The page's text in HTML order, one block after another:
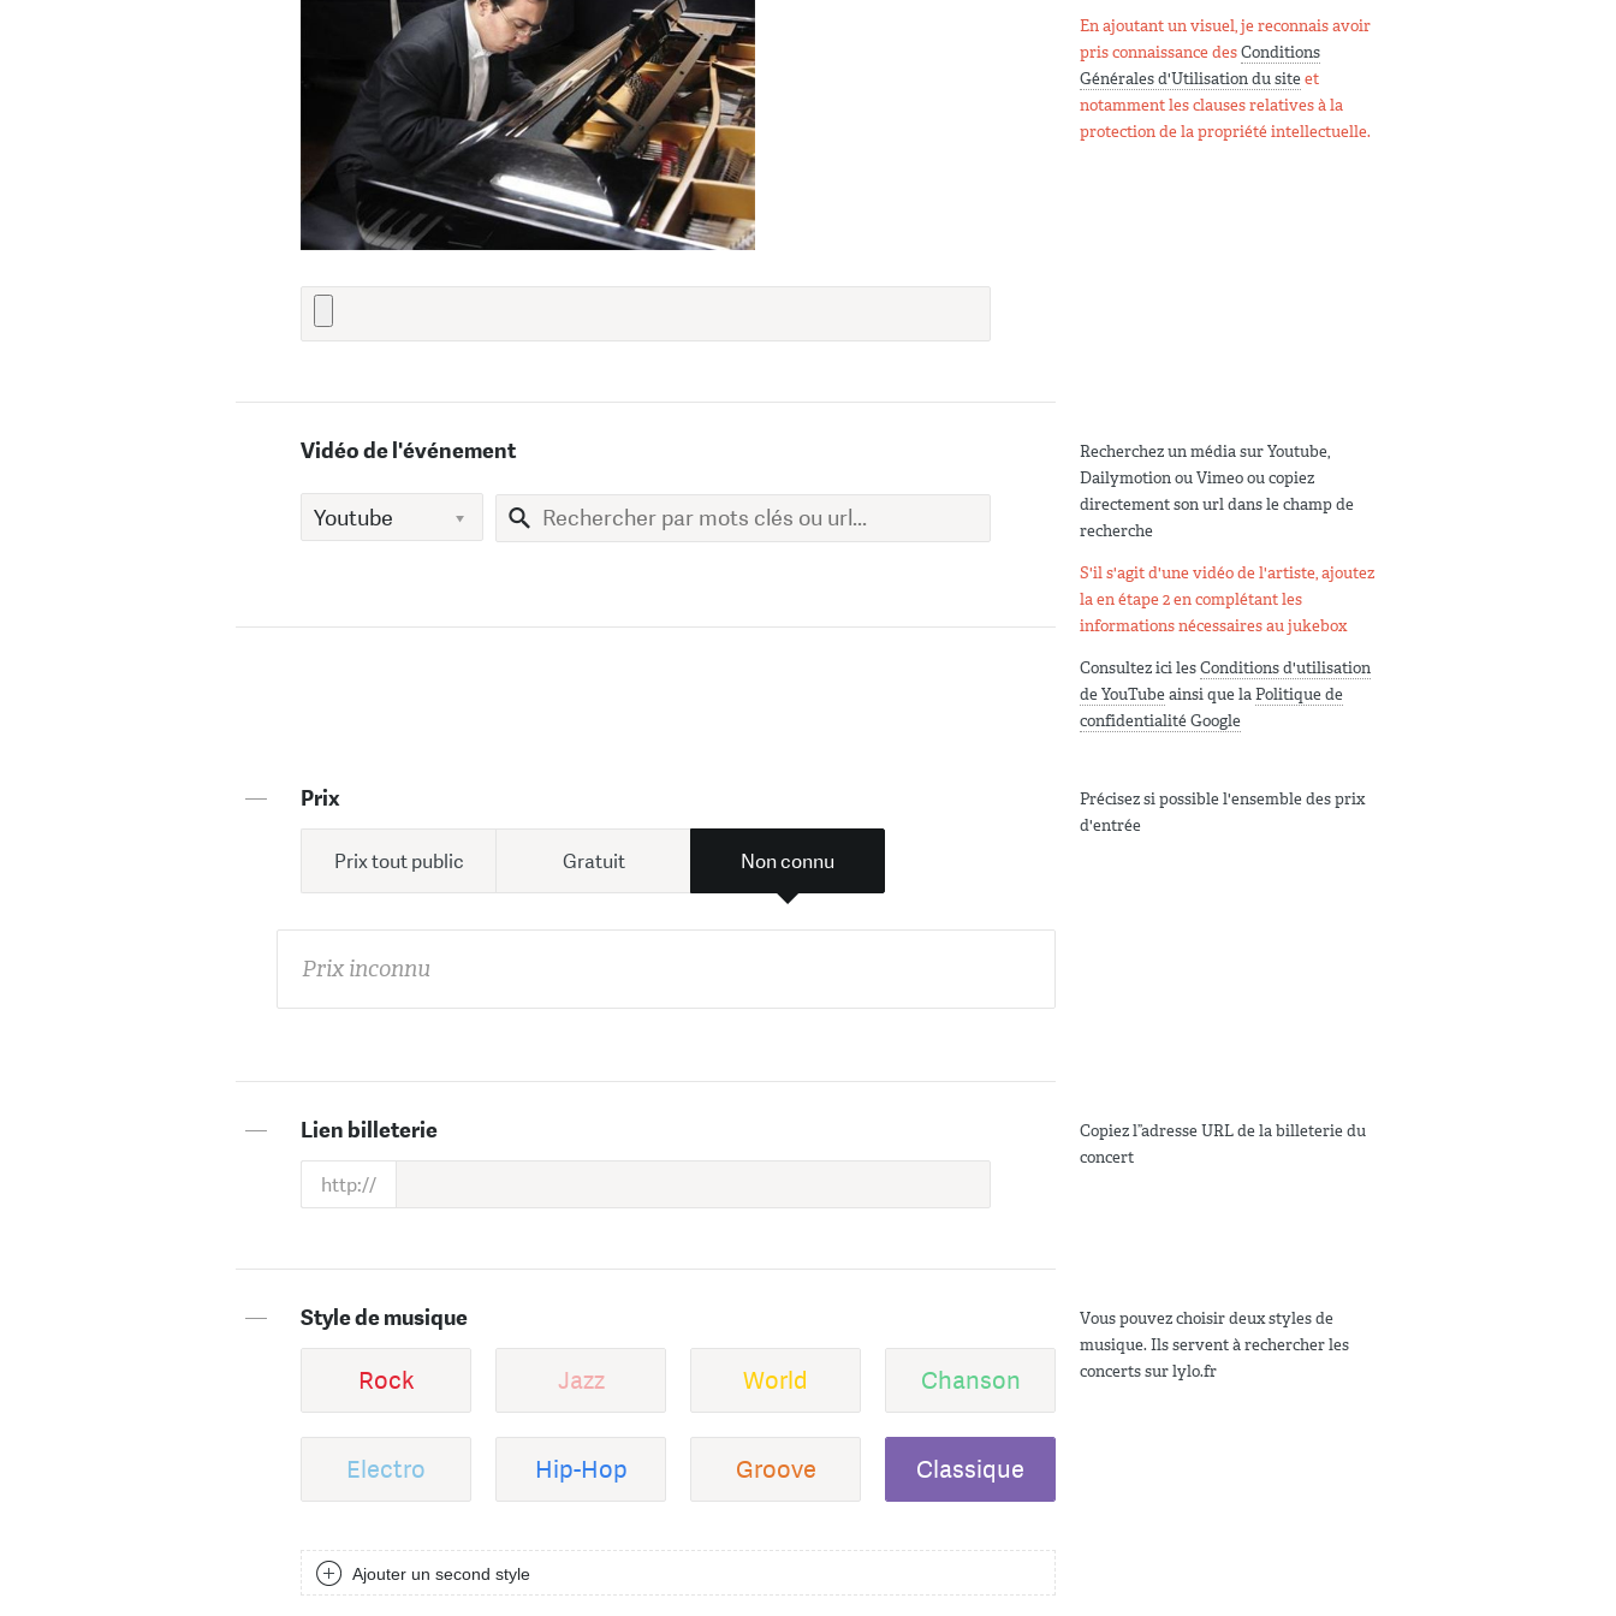
En ajoutant un visuel, je reconnais avoir
pris connaissance desConditions
Générales d'Utilisation du siteet
notamment les clauses relatives à la
protection de la propriété intellectuelle.
Vidéo de l'événement
Recherchez un média sur Youtube,
Dailymotion ou Vimeo ou copiez
directement son url dans le champ de
recherche
S'il s'agit d'une vidéo de l'artiste, ajoutez
la en étape 2 en complétant les
informations nécessaires au jukebox
Consultez ici lesConditions d'utilisation
de YouTubeainsi que laPolitique de
confidentialité Google
— Prix
Prix tout public Gratuit Non connu
Prix inconnu
Précisez si possible l'ensemble des prix
d'entrée
— Lien billeterie
Copiez l”adresse URL de la billeterie du
concert
— Style de musique
Rock Jazz World Chanson
Electro Hip-Hop Groove Classique
Ajouter un second style
Vous pouvez choisir deux styles de
musique. Ils servent à rechercher les
concerts sur lylo.fr